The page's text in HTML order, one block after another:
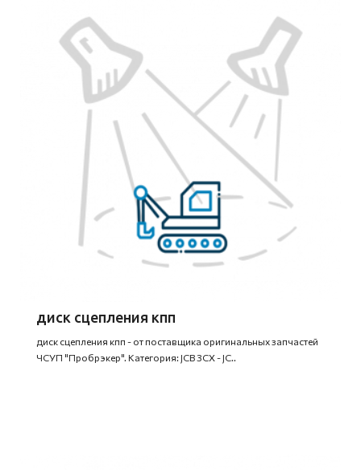
диск сцепления кпп
диск сцепления кпп - от поставщика оригинальных запчастей
ЧСУП "Пробрэкер". Категория: JCB 3CX - JC..